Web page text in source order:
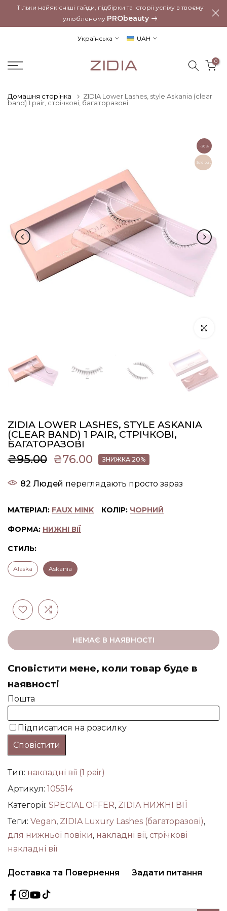
Перейти
до
Тільки найякісніші гайди, підбірки та історії успіху в твоєму
улюбленому PRObeauty
Українська UAH
0
Домашня сторінка
ZIDIA Lower Lashes, style Askania (clear
band) 1 pair, стрічкові, багаторазові
-20%
Sold out
ZIDIA LOWER LASHES, STYLE ASKANIA
(CLEAR BAND) 1 PAIR, СТРІЧКОВІ,
БАГАТОРАЗОВІ
₴95.00 ₴76.00 ЗНИЖКА 20%
82 Людей переглядають просто зараз
МАТЕРІАЛ: FAUX MINK КОЛІР: ЧОРНИЙ
ФОРМА: НИЖНІ ВІЇ
СТИЛЬ:
Alaska Askania
НЕМАЄ В НАЯВНОСТІ
Тип: накладні вії (1 pair)
Артикул: 105514
Категорії: SPECIAL OFFER, ZIDIA НИЖНІ ВІЇ
Теги: Vegan, ZIDIA Luxury Lashes (багаторазові),
для нижньої повіки, накладні вії, стрічкові
накладні вії
Доставка та Повернення Задати питання